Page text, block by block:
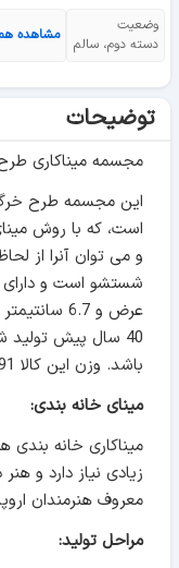
وضعیت
دسته دوم، سالم
مشاهده
توضیحات
مجسمه میناکاری
این مجسمه طرح
است، که با روش
و می توان آنرا از
عرض و 6.7
40 سال پیش
باشد. وزن این کالا 91 گرم و وزن پایه 29 گرم است.
مینای خانه بندی:
میناکاری خانه
زیادی نیاز دارد و
معروف هنرمندان
مراحل تولید: